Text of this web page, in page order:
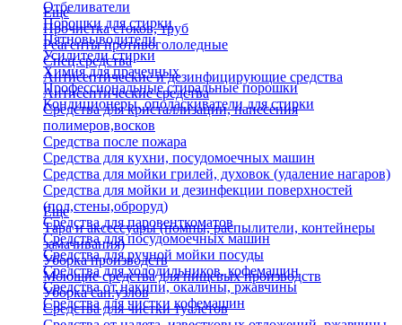
Отбеливатели
Порошки для стирки
Пятновыводители
Усилители стирки
Химия для прачечных
Профессиональные стиральные порошки
Кондиционеры, ополаскиватели для стирки
Еще
Прочистка стоков, труб
Реагенты противогололедные
Спец.средства
Антисептические и дезинфицирующие средства
Антисептические средства
Средства для кристаллизации, нанесения
полимеров,восков
Средства после пожара
Средства для кухни, посудомоечных машин
Средства для мойки грилей, духовок (удаление нагаров)
Средства для мойки и дезинфекции поверхностей
(пол,стены,оброруд)
Средства для паровенткоматов
Средства для посудомоечных машин
Средства для ручной мойки посуды
Средства для холодильников, кофемашин
Средства от накипи, окалины, ржавчины
Средства для чистки кофемашин
Еще
Тара и аксессуары (помпы, распылители, контейнеры
замачивания)
Уборка производств
Моющие средства для пищевых производств
Уборка сан.узлов
Средства для чистки туалетов